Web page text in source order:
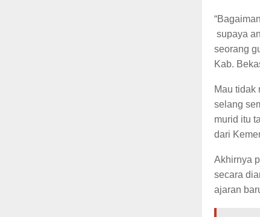
supaya
seorang
Kab.
Mau tidak
selang
murid itu
dari
Akhirnya
secara
ajaran